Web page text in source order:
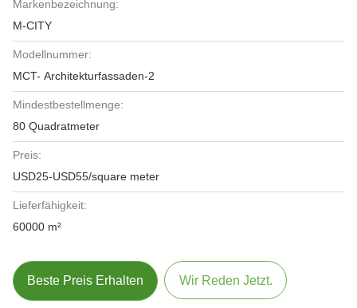
Markenbezeichnung:
M-CITY
Modellnummer:
MCT- Architekturfassaden-2
Mindestbestellmenge:
80 Quadratmeter
Preis:
USD25-USD55/square meter
Lieferfähigkeit:
60000 m²
Beste Preis Erhalten Wir Reden Jetzt.